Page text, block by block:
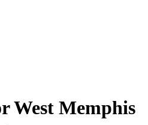
West Memphis